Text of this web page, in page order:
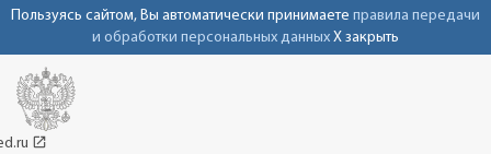
Пользуясь сайтом, Вы автоматически принимаете правила передачи
и обработки персональных данных X закрыть
launch